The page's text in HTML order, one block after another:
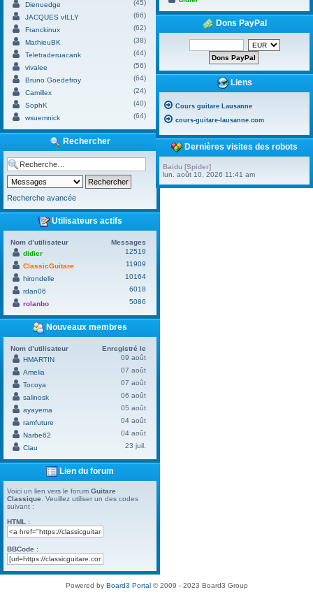
Dienuedge
(45)
JACQUES vILLY
(66)
Franckinux
(62)
MathieuBK
(38)
Teletraderuacank
(44)
vivalee
(56)
Bruno Goedefroy
(64)
Camillex
(24)
SophK
(40)
wsuemnick
(64)
Rechercher
Recherche avancée
Utilisateurs actifs
Nom d’utilisateur
Messages
didier
12519
ClassicGuitare
11909
hirondelle
10164
rdan06
6018
rolanbo
5086
Nouveaux membres
Nom d’utilisateur
Enregistré le
HMARTIN
09 août
Amelia
07 août
Tocoya
07 août
salinosk
06 août
ayayema
05 août
ramfuture
04 août
Narbe62
04 août
Clau
23 juil.
Lien du forum
Voici un lien vers le forum Guitare
Classique . Veuillez utiliser un des codes
suivant :
HTML :
BBCode :
Dons PayPal
Liens
Cours guitare Lausanne
cours-guitare-lausanne.com
Dernières visites des robots
Baidu [Spider]
lun. août 10, 2026 11:41 am
Powered by Board3 Portal© 2009 - 2023 Board3 Group